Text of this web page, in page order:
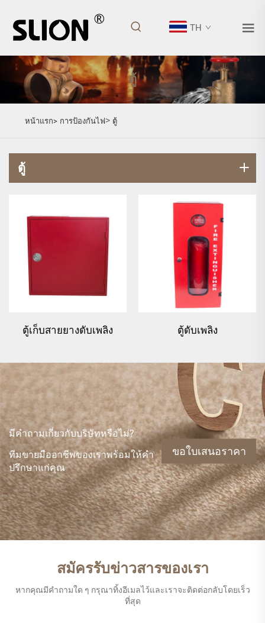
TH
ตู้
หน้าแรก> การป้องกันไฟ> ตู้
ตู้
ตู้เก็บสายยางดับเพลิง ตู้ดับเพลิง
มีคำถามเกี่ยวกับบริษัทหรือไม่?
ทีมขายมืออาชีพของเราพร้อมให้คำ
ปรึกษาแก่คุณ
ขอใบเสนอราคา
สมัครรับข่าวสารของเรา
หากคุณมีคำถามใด ๆ กรุณาทิ้งอีเมลไว้และเราจะติดต่อกลับโดยเร็ว
ที่สุด